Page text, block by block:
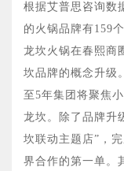
根据艾普思咨询数
的火锅品牌有159
龙坎火锅在春熙商
坎品牌的概念升级
至5年集团将聚焦
龙坎。除了品牌升
坎联动主题店”，
界合作的第一单。